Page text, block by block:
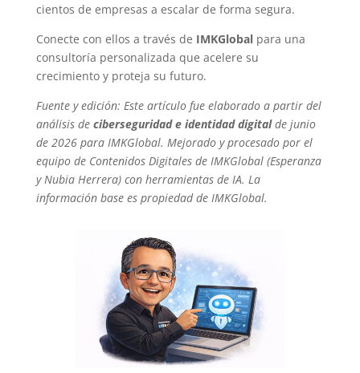
cientos de empresas a escalar de forma segura.
Conecte con ellos a través de IMKGlobalpara una
consultoría personalizada que acelere su
crecimiento y proteja su futuro.
Fuente y edición: Este artículo fue elaborado a partir del
análisis de ciberseguridad e identidad digitalde junio
de 2026 para IMKGlobal. Mejorado y procesado por el
equipo de Contenidos Digitales de IMKGlobal (Esperanza
y Nubia Herrera) con herramientas de IA. La
información base es propiedad de IMKGlobal.